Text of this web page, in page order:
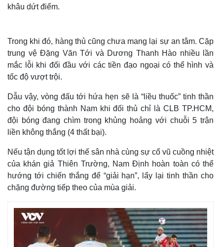
khâu dứt điểm.
Trong khi đó, hàng thủ cũng chưa mang lại sự an tâm. Cặp
trung vệ Đặng Văn Tới và Dương Thanh Hào nhiều lần
mắc lỗi khi đối đầu với các tiền đạo ngoại có thể hình và
tốc độ vượt trội.
Dẫu vậy, vòng đấu tới hứa hẹn sẽ là “liều thuốc” tinh thần
cho đội bóng thành Nam khi đối thủ chỉ là CLB TP.HCM,
đội bóng đang chìm trong khủng hoảng với chuỗi 5 trận
liền không thắng (4 thất bại).
Nếu tận dụng tốt lợi thế sân nhà cùng sự cổ vũ cuồng nhiệt
của khán giả Thiên Trường, Nam Định hoàn toàn có thể
hướng tới chiến thắng để “giải hạn”, lấy lại tinh thần cho
chặng đường tiếp theo của mùa giải.